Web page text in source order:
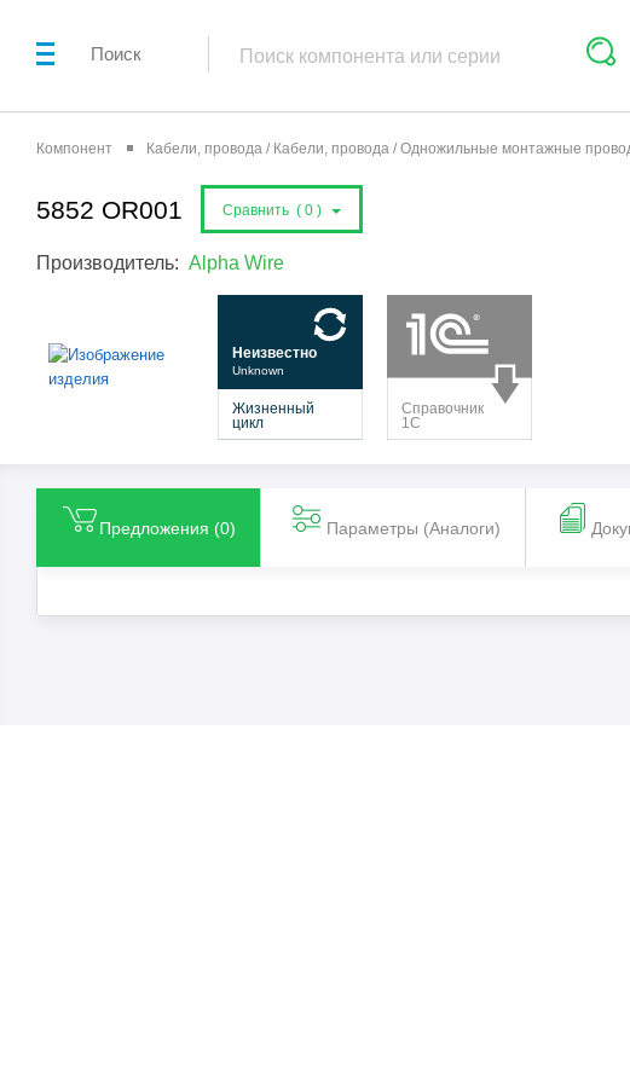
Поиск
Компонент Кабели, провода / Кабели, провода / Одножильные монтажные
5852 OR001 Сравнить ( 0 )
Производитель: Alpha Wire
Предложения (0) Параметры (Aналоги)